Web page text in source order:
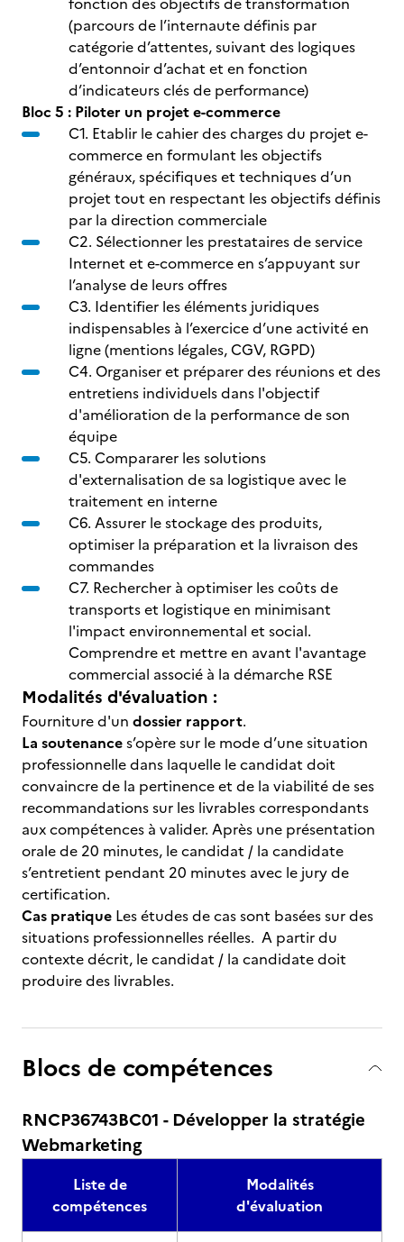
(parcours de l’internaute définis par
catégorie d’attentes, suivant des logiques
d’entonnoir d’achat et en fonction
d’indicateurs clés de performance)
Bloc 5 : Piloter un projet e-commerce
C1. Etablir le cahier des charges du projet e-
commerce en formulant les objectifs
généraux, spécifiques et techniques d’un
projet tout en respectant les objectifs définis
par la direction commerciale
C2. Sélectionner les prestataires de service
Internet et e-commerce en s’appuyant sur
l’analyse de leurs offres
C3. Identifier les éléments juridiques
indispensables à l’exercice d’une activité en
ligne (mentions légales, CGV, RGPD)
C4. Organiser et préparer des réunions et des
entretiens individuels dans l'objectif
d'amélioration de la performance de son
équipe
C5. Compararer les solutions
d'externalisation de sa logistique avec le
traitement en interne
C6. Assurer le stockage des produits,
optimiser la préparation et la livraison des
commandes
C7. Rechercher à optimiser les coûts de
transports et logistique en minimisant
l'impact environnemental et social.
Comprendre et mettre en avant l'avantage
commercial associé à la démarche RSE
Modalités d'évaluation :
Fourniture d'un dossier rapport.
La soutenances’opère sur le mode d’une situation
professionnelle dans laquelle le candidat doit
convaincre de la pertinence et de la viabilité de ses
recommandations sur les livrables correspondants
aux compétences à valider. Après une présentation
orale de 20 minutes, le candidat / la candidate
s’entretient pendant 20 minutes avec le jury de
certification.
Cas pratique Les études de cas sont basées sur des
situations professionnelles réelles. A partir du
contexte décrit, le candidat / la candidate doit
produire des livrables.
Blocs de compétences
RNCP36743BC01 - Développer la stratégie
Webmarketing
Liste de
compétences
Modalités
d'évaluation